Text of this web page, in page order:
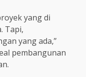
yang di
Tapi,
yang ada,”
pembangunan